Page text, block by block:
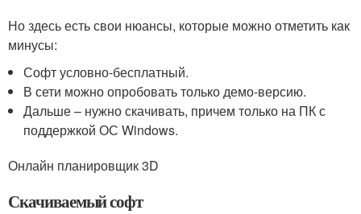
Но здесь есть свои нюансы, которые можно отметить как
минусы:
Софт условно-бесплатный.
В сети можно опробовать только демо-версию.
Дальше – нужно скачивать, причем только на ПК с
поддержкой ОС Windows.
Онлайн планировщик 3D
Скачиваемый софт